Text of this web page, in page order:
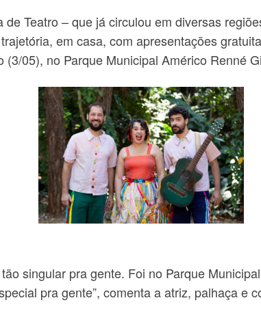
Teatro – que já circulou em diversas
em casa, com apresentações
(3/05), no Parque Municipal Américo Renné
singular pra gente. Foi no Parque
pra gente”, comenta a atriz, palhaça e